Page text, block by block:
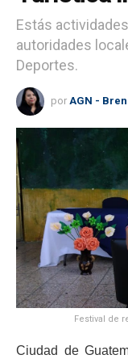
Estás
autoridades
Deportes.
por AGN -
Festival de
Ciudad de